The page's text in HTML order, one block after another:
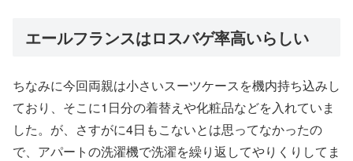
エールフランスはロスバゲ率高いらしい
ちなみに今回両親は小さいスーツケースを機内持ち込みし
ており、そこに1日分の着替えや化粧品などを入れていま
した。が、さすがに4日もこないとは思ってなかったの
で、アパートの洗濯機で洗濯を繰り返してやりくりしてま